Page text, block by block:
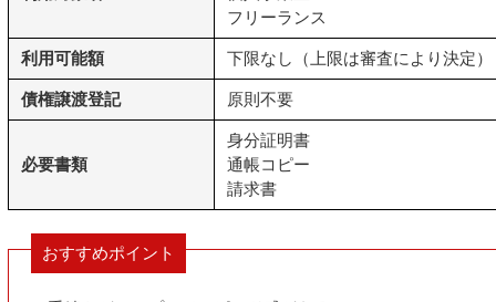
フリーランス
利用可能額 下限なし（上限は審査により決定）
債権譲渡登記 原則不要
必要書類
身分証明書
通帳コピー
請求書
おすすめポイント